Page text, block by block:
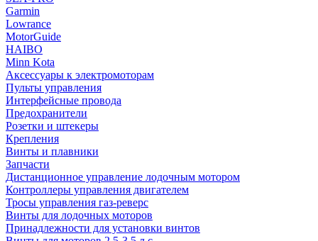
Garmin
Lowrance
MotorGuide
HAIBO
Minn Kota
Аксессуары к электромоторам
Пульты управления
Интерфейсные провода
Предохранители
Розетки и штекеры
Крепления
Винты и плавники
Запчасти
Дистанционное управление лодочным мотором
Контроллеры управления двигателем
Тросы управления газ-реверс
Винты для лодочных моторов
Принадлежности для установки винтов